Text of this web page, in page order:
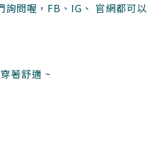
詢問喔，FB、IG、 官網都可以
著舒適 ~